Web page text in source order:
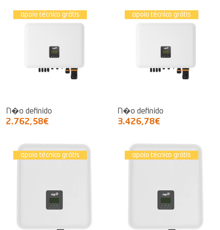
apoio técnico grátis
N�o definido
2.762,58€
apoio técnico grátis
N�o definido
3.426,78€
apoio técnico grátis apoio técnico grátis